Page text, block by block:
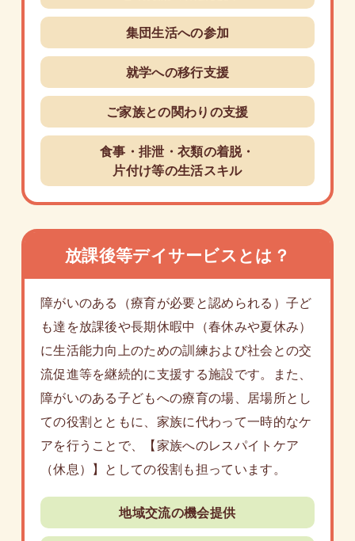
集団生活への参加
就学への移行支援
ご家族との関わりの支援
食事・排泄・衣類の着脱・
片付け等の生活スキル
放課後等デイサービスとは？
障がいのある（療育が必要と認められる）子ど
も達を放課後や長期休暇中（春休みや夏休み）
に生活能力向上のための訓練および社会との交
流促進等を継続的に支援する施設です。また、
障がいのある子どもへの療育の場、居場所とし
ての役割とともに、家族に代わって一時的なケ
アを行うことで、【家族へのレスパイトケア
（休息）】としての役割も担っています。
地域交流の機会提供